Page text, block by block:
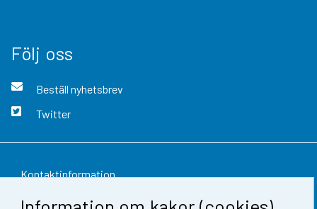
Följ oss
Beställ nyhetsbrev
Twitter
Kontaktinformation
Respons